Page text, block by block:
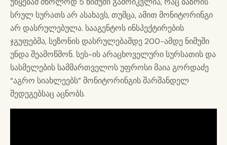
სრულ სურათს არ ასახავს, თუმცა, ამით მონიტორინგი
არ დასრულებულა. სააგენტოს ინსპექტირების
ჯგუფებმა, სეზონის დასრულებამდე 200-ამდე ნიმუში
უნდა შეამოწმონ. სეს-ის არაცხოველური სურსათის და
სასმელების სამმართველოს უფროსი მაია გორდაძე
“აგრო სიახლეებს” მონიტორინგის შარშანდელ
შედეგებსაც აცნობს.